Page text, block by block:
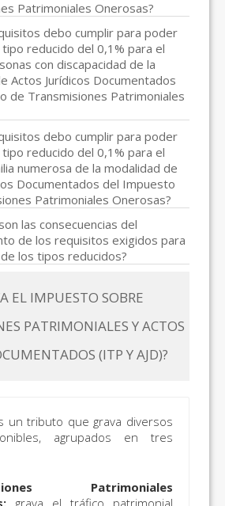
Patrimoniales Onerosas?
debo cumplir para poder
reducido del 0,1% para el
con discapacidad de la
Actos Jurídicos Documentados
de Transmisiones Patrimoniales
debo cumplir para poder
reducido del 0,1% para el
numerosa de la modalidad de
Documentados del Impuesto
Patrimoniales Onerosas?
las consecuencias del
de los requisitos exigidos para
los tipos reducidos?
EL IMPUESTO SOBRE
PATRIMONIALES Y ACTOS
(ITP Y AJD)?
un tributo que grava diversos
agrupados en tres
Patrimoniales
grava el tráfico patrimonial